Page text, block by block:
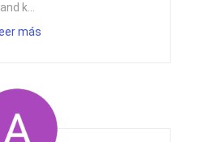
and k...
más